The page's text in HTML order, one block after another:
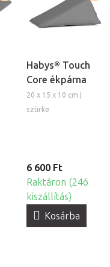
Habys® Touch
Core ékpárna
20 x 15 x 10 cm |
szürke
6 600 Ft
Raktáron (24ó
kiszállítás)
Kosárba